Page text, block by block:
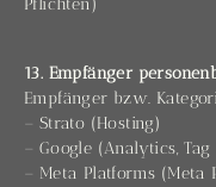
Pflichten)
13. Empfänger
Empfänger bzw.
– Strato (Hosting)
– Google (Analytics, Tag
– Meta Platforms (Meta